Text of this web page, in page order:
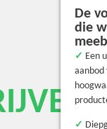
De
die
✓ Een
aanbod
✓